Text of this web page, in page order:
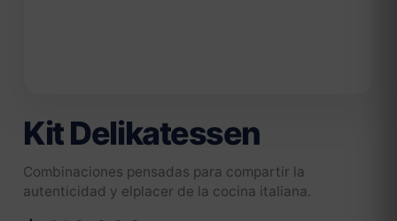
Kit Delikatessen
Combinaciones pensadas para compartir la
autenticidad y elplacer de la cocina italiana.